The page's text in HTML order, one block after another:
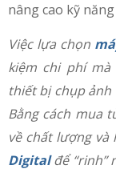
nâng cao kỹ
Việc lựa chọn
kiệm chi phí
thiết bị chụp ảnh
Bằng cách mua
về chất lượng và
Digitalđể “rinh”